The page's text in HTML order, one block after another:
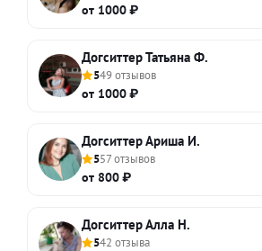
от 1000 ₽
Догситтер Татьяна Ф.
549 отзывов
от 1000 ₽
Догситтер Ариша И.
557 отзывов
от 800 ₽
Догситтер Алла Н.
542 отзыва